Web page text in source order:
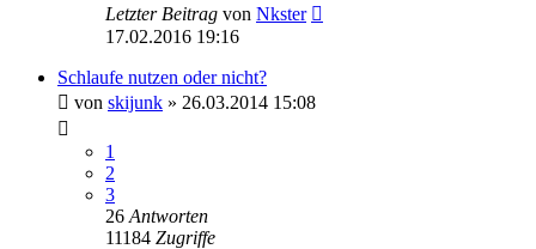
Letzter Beitrag von Nkster
17.02.2016 19:16
Schlaufe nutzen oder nicht?
von skijunk » 26.03.2014 15:08
1
2
3
26 Antworten
11184 Zugriffe